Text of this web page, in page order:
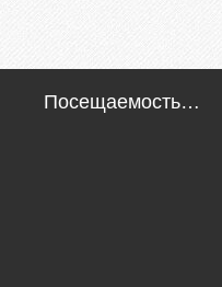
Посещаемость…